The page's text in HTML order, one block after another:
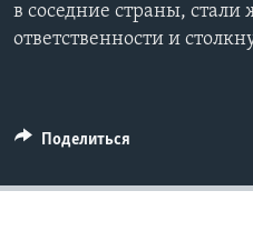
в соседние страны,
ответственности и
Поделиться